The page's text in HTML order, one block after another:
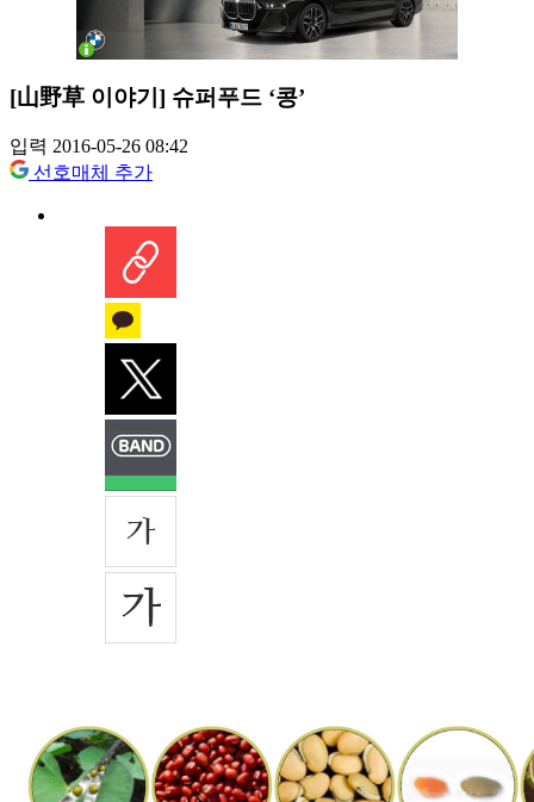
[山野草 이야기] 슈퍼푸드 ‘콩’
입력 2016-05-26 08:42
선호매체 추가